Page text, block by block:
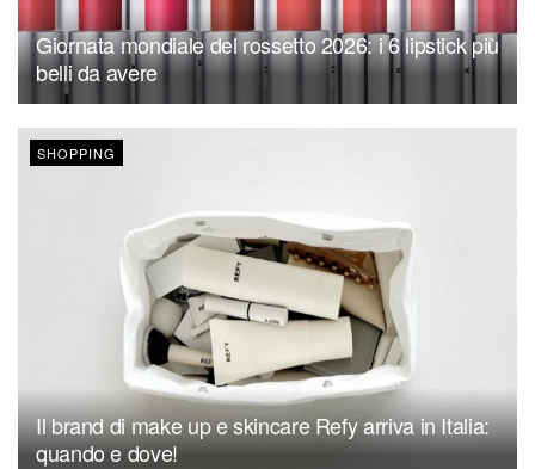
Giornata mondiale del rossetto 2026: i 6 lipstick più
belli da avere
SHOPPING
Il brand di make up e skincare Refy arriva in Italia:
quando e dove!